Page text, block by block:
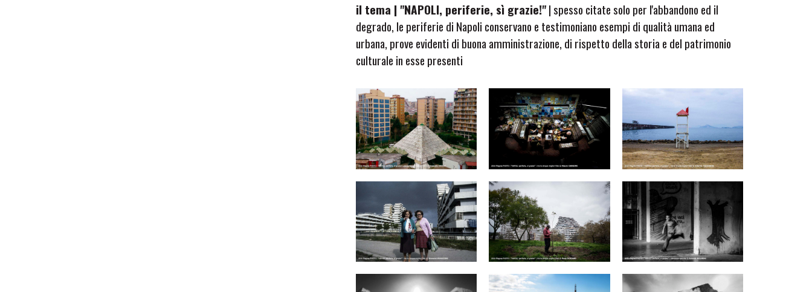
il tema | "NAPOLI, periferie, sì grazie!"| spesso citate solo per l'abbandono ed il
degrado, le periferie di Napoli conservano e testimoniano esempi di qualità umana ed
urbana, prove evidenti di buona amministrazione, di rispetto della storia e del patrimonio
culturale in esse presenti